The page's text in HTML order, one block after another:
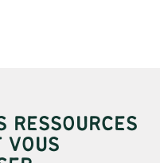
RESSOURCES
VOUS